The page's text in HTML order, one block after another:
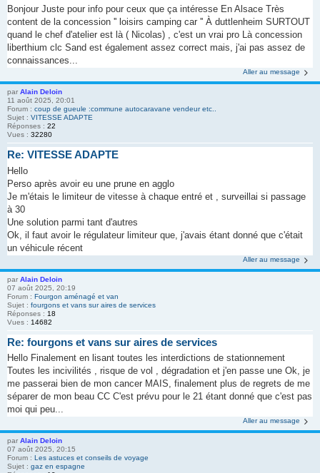
Bonjour Juste pour info pour ceux que ça intéresse En Alsace Très
content de la concession '' loisirs camping car '' À duttlenheim SURTOUT
quand le chef d'atelier est là ( Nicolas) , c'est un vrai pro Là concession
liberthium clc Sand est également assez correct mais, j'ai pas assez de
connaissances...
Aller au message
par Alain Deloin
11 août 2025, 20:01
Forum : coup de gueule :commune autocaravane vendeur etc..
Sujet : VITESSE ADAPTE
Réponses : 22
Vues : 32280
Re: VITESSE ADAPTE
Hello
Perso après avoir eu une prune en agglo
Je m'étais le limiteur de vitesse à chaque entré et , surveillai si passage
à 30
Une solution parmi tant d'autres
Ok, il faut avoir le régulateur limiteur que, j'avais étant donné que c'était
un véhicule récent
Aller au message
par Alain Deloin
07 août 2025, 20:19
Forum : Fourgon aménagé et van
Sujet : fourgons et vans sur aires de services
Réponses : 18
Vues : 14682
Re: fourgons et vans sur aires de services
Hello Finalement en lisant toutes les interdictions de stationnement
Toutes les incivilités , risque de vol , dégradation et j'en passe une Ok, je
me passerai bien de mon cancer MAIS, finalement plus de regrets de me
séparer de mon beau CC C'est prévu pour le 21 étant donné que c'est pas
moi qui peu...
Aller au message
par Alain Deloin
07 août 2025, 20:15
Forum : Les astuces et conseils de voyage
Sujet : gaz en espagne